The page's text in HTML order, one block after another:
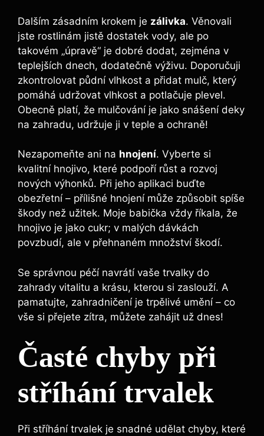
Dalším zásadním krokem je zálivka. Věnovali
jste rostlinám jistě dostatek vody, ale po
takovém „úpravě“ je dobré dodat, zejména v
teplejších dnech, dodatečně výživu. Doporučuji
zkontrolovat půdní vlhkost a přidat mulč, který
pomáhá udržovat vlhkost a potlačuje plevel.
Obecně platí, že mulčování je jako snášení deky
na zahradu, udržuje ji v teple a ochraně!
Nezapomeňte ani na hnojení. Vyberte si
kvalitní hnojivo, které podpoří růst a rozvoj
nových výhonků. Při jeho aplikaci buďte
obezřetní – přílišné hnojení může způsobit spíše
škody než užitek. Moje babička vždy říkala, že
hnojivo je jako cukr; v malých dávkách
povzbudí, ale v přehnaném množství škodí.
Se správnou péčí navrátí vaše trvalky do
zahrady vitalitu a krásu, kterou si zaslouží. A
pamatujte, zahradničení je trpělivé umění – co
vše si přejete zítra, můžete zahájit už dnes!
Časté chyby při
stříhání trvalek
Při stříhání trvalek je snadné udělat chyby, které